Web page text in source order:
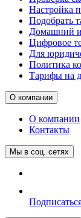
Настройка
Подобрать
Домашний
Цифровое
Для
Политика
Тарифы на
О компании
О компании
Контакты
Мы в соц. сетях